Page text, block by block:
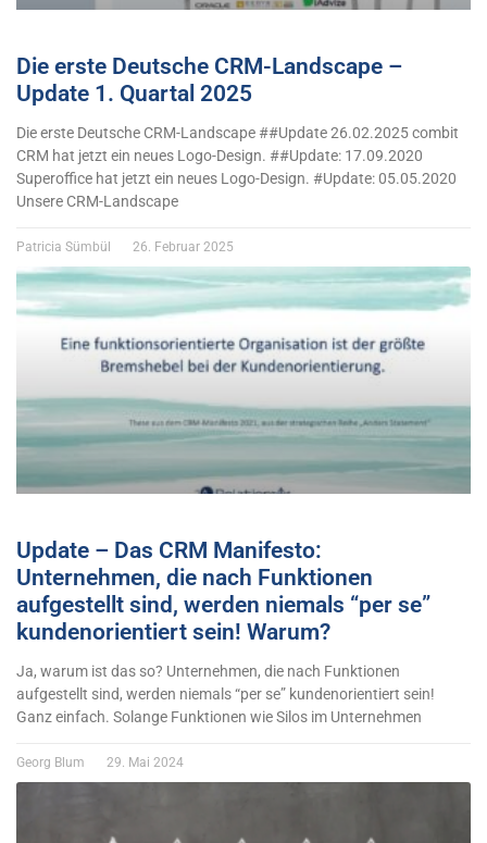
Die erste Deutsche CRM-Landscape –
Update 1. Quartal 2025
Die erste Deutsche CRM-Landscape ##Update 26.02.2025 combit
CRM hat jetzt ein neues Logo-Design. ##Update: 17.09.2020
Superoffice hat jetzt ein neues Logo-Design. #Update: 05.05.2020
Unsere CRM-Landscape
Patricia Sümbül 26. Februar 2025
Update – Das CRM Manifesto:
Unternehmen, die nach Funktionen
aufgestellt sind, werden niemals “per se”
kundenorientiert sein! Warum?
Ja, warum ist das so? Unternehmen, die nach Funktionen
aufgestellt sind, werden niemals “per se” kundenorientiert sein!
Ganz einfach. Solange Funktionen wie Silos im Unternehmen
Georg Blum 29. Mai 2024